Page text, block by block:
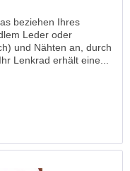
beziehen Ihres
Leder oder
und Nähten an, durch
Lenkrad erhält eine...